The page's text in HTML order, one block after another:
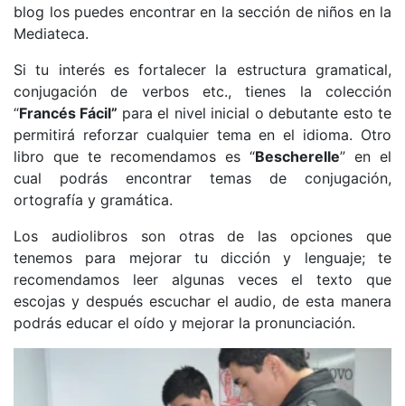
blog los puedes encontrar en la sección de niños en la
Mediateca.
Si tu interés es fortalecer la estructura gramatical,
conjugación de verbos etc., tienes la colección
“Francés Fácil” para el nivel inicial o debutante esto te
permitirá reforzar cualquier tema en el idioma. Otro
libro que te recomendamos es “Bescherelle” en el
cual podrás encontrar temas de conjugación,
ortografía y gramática.
Los audiolibros son otras de las opciones que
tenemos para mejorar tu dicción y lenguaje; te
recomendamos leer algunas veces el texto que
escojas y después escuchar el audio, de esta manera
podrás educar el oído y mejorar la pronunciación.